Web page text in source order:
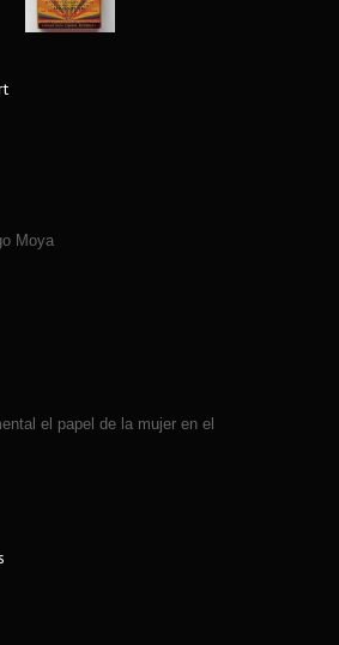
del cuerpo,
Moya
el papel de la mujer en el